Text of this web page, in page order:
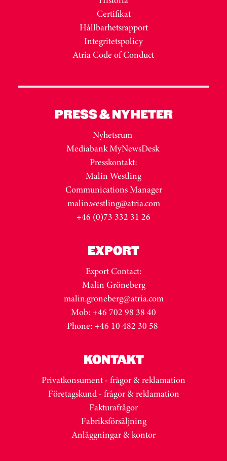
Certifikat
Hållbarhetsrapport
Integritetspolicy
Atria Code of Conduct
PRESS & NYHETER
Nyhetsrum
Mediabank MyNewsDesk
Presskontakt:
Malin Westling
Communications Manager
malin.westling@atria.com
+46 (0)73 332 31 26
EXPORT
Export Contact:
Malin Gröneberg
malin.groneberg@atria.com
Mob: +46 702 98 38 40
Phone: +46 10 482 30 58
KONTAKT
Privatkonsument - frågor & reklamation
Företagskund - frågor & reklamation
Fakturafrågor
Fabriksförsäljning
Anläggningar & kontor